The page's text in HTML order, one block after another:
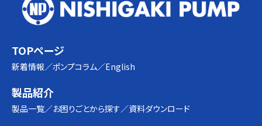
TOPページ
新着情報 ポンプコラム English
製品紹介
製品一覧 お困りごとから探す 資料ダウンロード